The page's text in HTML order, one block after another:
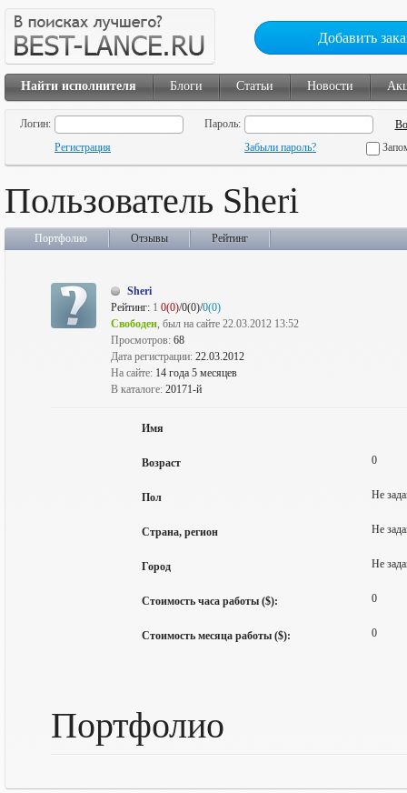
Добавить
Найти исполнителя Блоги Статьи Новости
Логин:
Пароль:
Регистрация
Забыли пароль?
Пользователь Sheri
Портфолио Отзывы Рейтинг
Sheri
Рейтинг: 1 0(0)/0(0)/0(0)
Свободен, был на сайте 22.03.2012 13:52
Просмотров: 68
Дата регистрации: 22.03.2012
На сайте: 14 года 5 месяцев
В каталоге: 20171-й
Имя
Возраст 0
Пол Не
Страна, регион Не
Город Не
Стоимость часа работы ($): 0
Стоимость месяца работы ($): 0
Портфолио